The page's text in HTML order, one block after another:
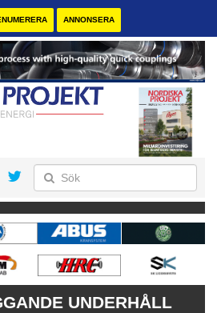
ANNONSERA
UNDERHÅLL